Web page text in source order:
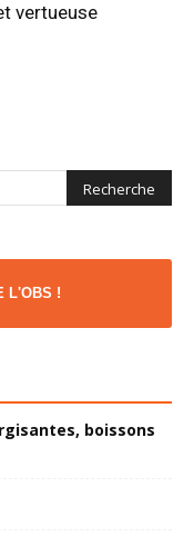
vertueuse
L'OBS !
boissons